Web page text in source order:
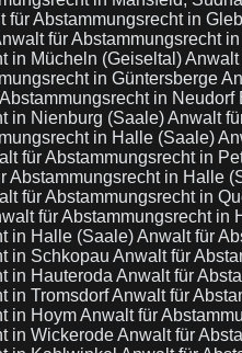
für Abstammungsrecht in
für Abstammungsrecht
in Mücheln (Geiseltal)Anwalt
in Güntersberge
in Neudorf
in Nienburg (Saale)Anwalt
in Halle (Saale)
für Abstammungsrecht in
Abstammungsrecht in Halle
für Abstammungsrecht in
für Abstammungsrecht in
in Halle (Saale)Anwalt für
in Schkopau Anwalt für
in Hauteroda Anwalt für
in TromsdorfAnwalt für
in HoymAnwalt für
in WickerodeAnwalt für